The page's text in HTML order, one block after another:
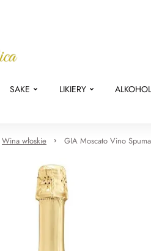
SAKE LIKIERY
Wina włoskie GIA Moscato Vino